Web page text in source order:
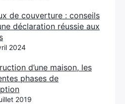
de couverture : conseils
déclaration réussie aux
2024
d’une maison, les
phases de
2019